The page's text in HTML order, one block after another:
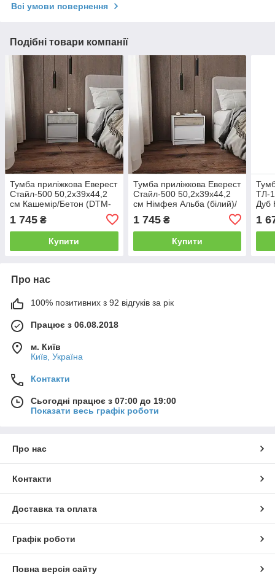
Всі умови повернення
Подібні товари компанії
Тумба приліжкова Еверест
Стайл-500 50,2х39х44,2
см Кашемір/Бетон (DTM-
1 745 ₴
Купити
Тумба приліжкова Еверест
Стайл-500 50,2х39х44,2
см Німфея Альба (білий)/
071161)
1 745₴
Купити
ТЛ-
Дуб
1
Про нас
100% позитивних з 92 відгуків за рік
Працює з 06.08.2018
м. Київ
Київ, Україна
Контакти
Сьогодні працює з 07:00 до 19:00
Показати весь графік роботи
Про нас
Контакти
Доставка та оплата
Графік роботи
Повна версія сайту